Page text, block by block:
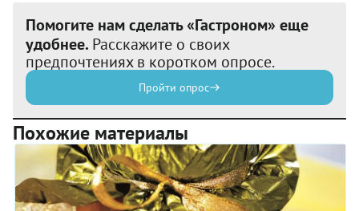
Помогите нам сделать «Гастроном» еще
удобнее. Расскажите о своих
предпочтениях в коротком опросе.
Пройти опрос
Похожие материалы